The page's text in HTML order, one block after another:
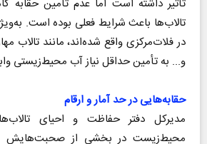
تأثیر داشته است اما عدم تأمین حقابه
تالاب‌ها باعث شرایط فعلی بوده است.
در فلات‌مرکزی واقع شده‌اند، مانند تالاب
و... به تأمین حداقل نیاز آب محیط‌زیستی
حقابه‌هایی در حد آمار و ارقام
مدیرکل دفتر حفاظت و احیای
محیط‌زیست در بخشی از صحبت‌هایش